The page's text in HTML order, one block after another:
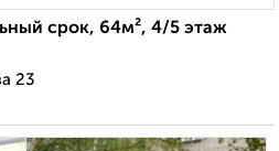
срок, 64м², 4/5 этаж
23